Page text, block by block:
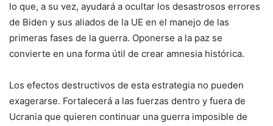
lo que, a su vez, ayudará a ocultar los desastrosos errores
de Biden y sus aliados de la UE en el manejo de las
primeras fases de la guerra. Oponerse a la paz se
convierte en una forma útil de crear amnesia histórica.
Los efectos destructivos de esta estrategia no pueden
exagerarse. Fortalecerá a las fuerzas dentro y fuera de
Ucrania que quieren continuar una guerra imposible de